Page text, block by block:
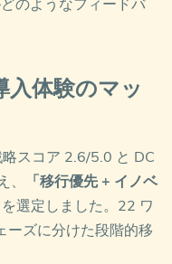
のようなフィードバ
入体験のマッ
スコア 2.6/5.0 と DC
「移行優先 + イノベ
を選定しました。22 ワ
ーズに分けた段階的移